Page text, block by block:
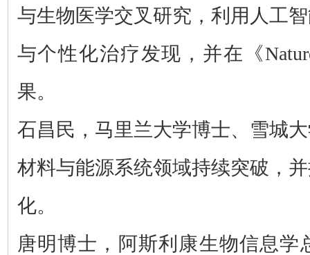
与生物医学交叉研究， 利用人工
与个性化治疗发现，并在《
果。
石昌民，马里兰大学博士、雪城
材料与能源系统领域持续突破，
化。
唐明博士，阿斯利康生物信息学